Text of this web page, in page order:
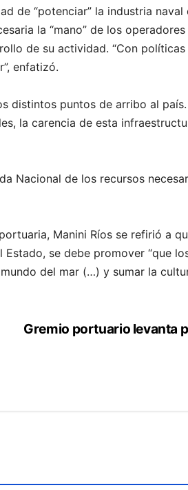
de “potenciar” la industria naval
la “mano” de los
de su actividad. “Con
enfatizó.
distintos puntos de arribo al
la carencia de esta
Nacional de los recursos
Manini Ríos se refirió a
se debe promover “que
del mar (…) y sumar la
Gremio portuario levanta